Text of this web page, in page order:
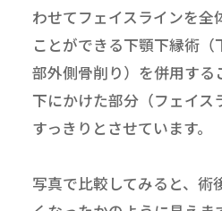
わせてフェイスラインを全
ことができる下顎下縁術
部外側骨削り）を併用する
下にかけた部分（フェイス
すっきりとさせています。
写真で比較してみると、術